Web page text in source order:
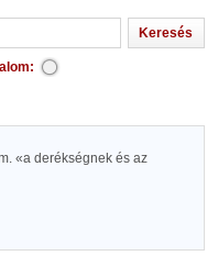
«a derékségnek és az